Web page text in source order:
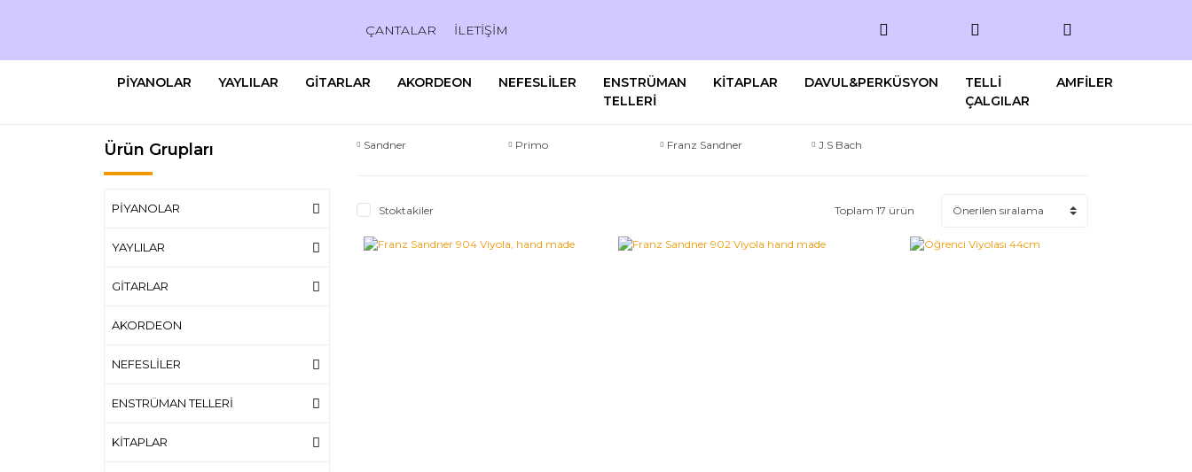
ÇANTALAR İLETİŞİM
PİYANOLAR YAYLILAR GİTARLAR AKORDEON NEFESLİLER
ENSTRÜMAN
TELLERİ
KİTAPLAR DAVUL&PERKÜSYON
TELLİ
ÇALGILAR
AMFİLER
Ürün Grupları
PİYANOLAR
YAYLILAR
GİTARLAR
AKORDEON
NEFESLİLER
ENSTRÜMAN TELLERİ
KİTAPLAR
Sandner Primo Franz Sandner J.S Bach
Stoktakiler Toplam 17 ürün